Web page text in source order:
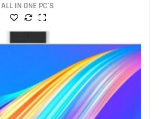
ALL IN ONE PC'S